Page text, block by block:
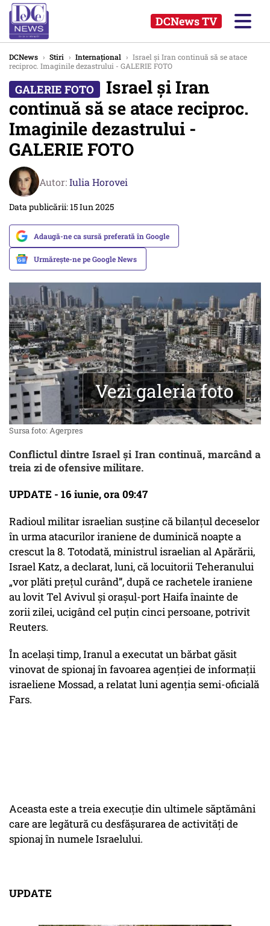
DCNews TV
DCNews › Stiri › Internațional › Israel și Iran continuă să se atace
reciproc. Imaginile dezastrului - GALERIE FOTO
Israel și Iran
continuă să se atace reciproc.
Imaginile dezastrului -
GALERIE FOTO
Autor:Iulia Horovei
Data publicării: 15 Iun 2025
Adaugă-ne ca sursă preferată în Google
Urmărește-ne pe Google News
Vezi galeria foto
Sursa foto: Agerpres
Conflictul dintre Israel și Iran continuă, marcând a
treia zi de ofensive militare.
UPDATE - 16 iunie, ora 09:47
Radioul militar israelian susține că bilanțul deceselor
în urma atacurilor iraniene de duminică noapte a
crescut la 8. Totodată, ministrul israelian al Apărării,
Israel Katz, a declarat, luni, că locuitorii Teheranului
„vor plăti prețul curând”, după ce rachetele iraniene
au lovit Tel Avivul și orașul-port Haifa înainte de
zorii zilei, ucigând cel puțin cinci persoane, potrivit
Reuters.
În același timp, Iranul a executat un bărbat găsit
vinovat de spionaj în favoarea agenției de informații
israeliene Mossad, a relatat luni agenția semi-oficială
Fars.
Aceasta este a treia execuție din ultimele săptămâni
care are legătură cu desfășurarea de activități de
spionaj în numele Israelului.
UPDATE